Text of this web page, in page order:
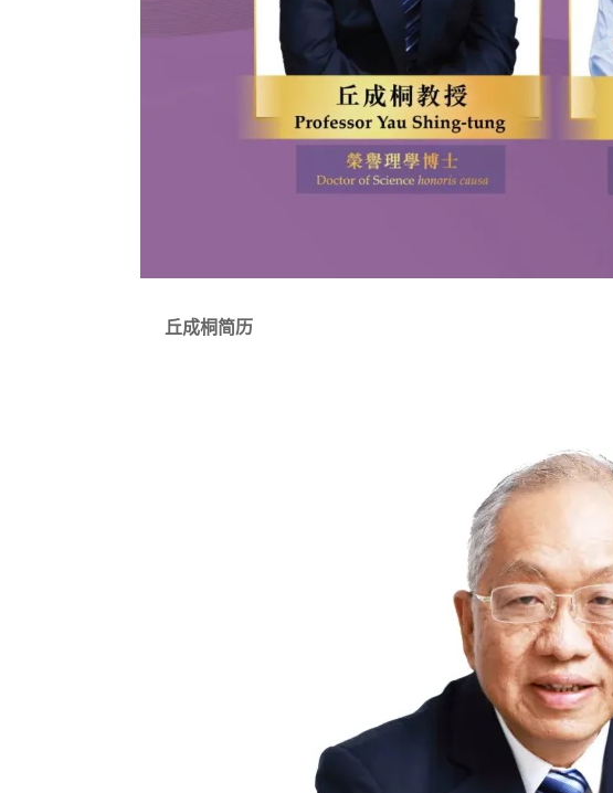
丘成桐简历